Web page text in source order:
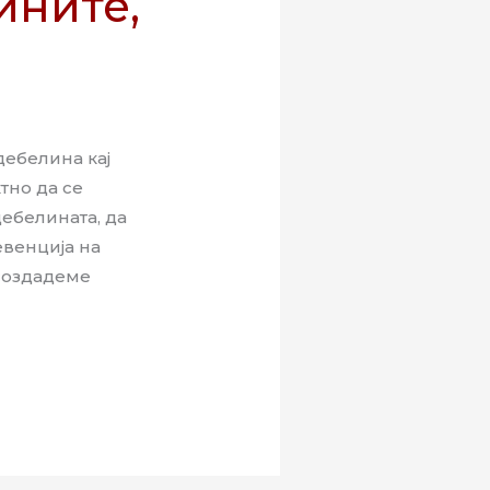
кај
да се
да
на